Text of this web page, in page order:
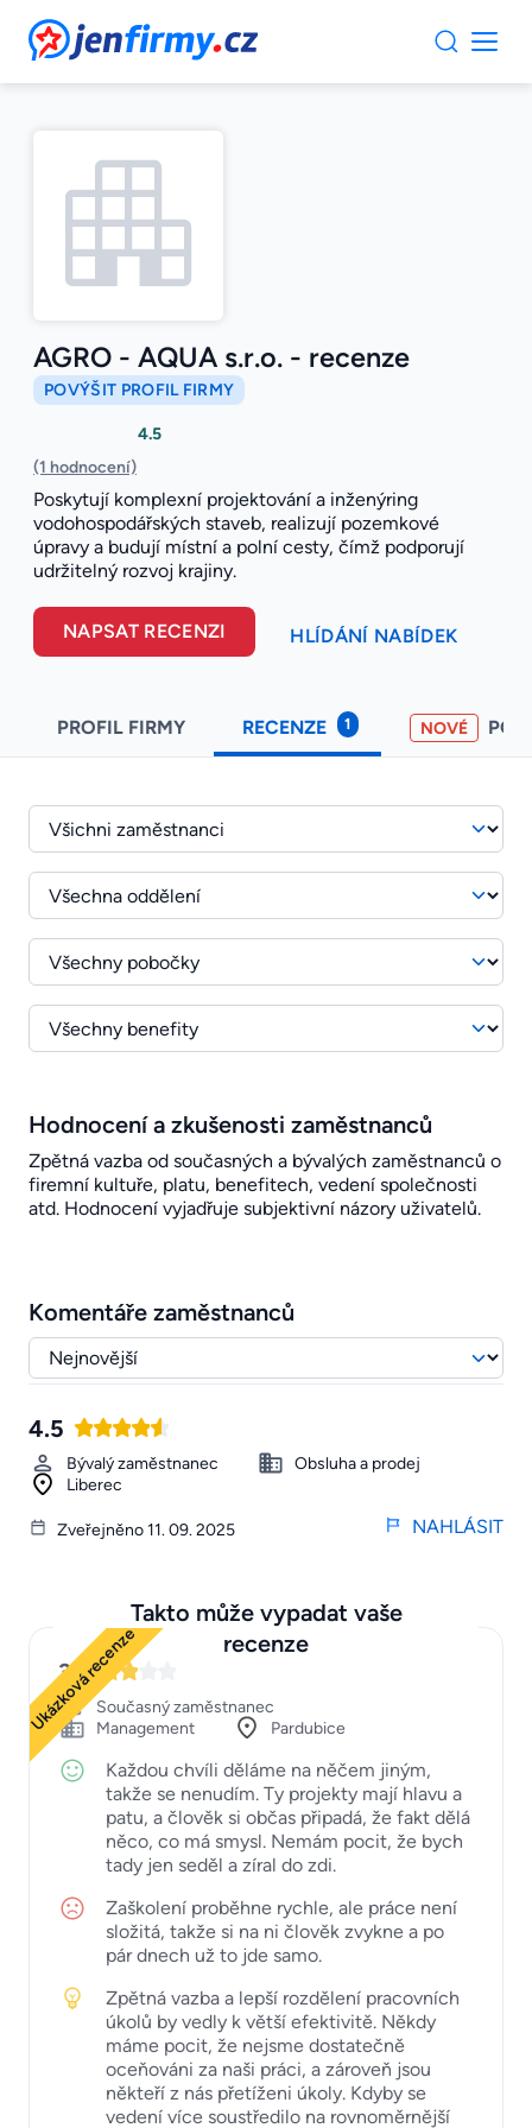
JenFirmy.cz
AGRO - AQUA s.r.o. - recenze
POVÝŠIT PROFIL FIRMY
4.5
(1 hodnocení)
Poskytují komplexní projektování a inženýring
vodohospodářských staveb, realizují pozemkové
úpravy a budují místní a polní cesty, čímž podporují
udržitelný rozvoj krajiny.
NAPSAT RECENZI HLÍDÁNÍ NABÍDEK
PROFIL FIRMY RECENZE 1 NOVÉ
Hodnocení a zkušenosti zaměstnanců
Zpětná vazba od současných a bývalých zaměstnanců o
firemní kultuře, platu, benefitech, vedení společnosti
atd. Hodnocení vyjadřuje subjektivní názory uživatelů.
Komentáře zaměstnanců
4.5
Bývalý zaměstnanec
Obsluha a prodej
Liberec
Zveřejněno 11. 09. 2025 NAHLÁSIT
Takto může vypadat vaše
recenze
Ukázková recenze
3
Současný zaměstnanec
Management
Pardubice
Každou chvíli děláme na něčem jiným,
takže se nenudím. Ty projekty mají hlavu a
patu, a člověk si občas připadá, že fakt dělá
něco, co má smysl. Nemám pocit, že bych
tady jen seděl a zíral do zdi.
Zaškolení proběhne rychle, ale práce není
složitá, takže si na ni člověk zvykne a po
pár dnech už to jde samo.
Zpětná vazba a lepší rozdělení pracovních
úkolů by vedly k větší efektivitě. Někdy
máme pocit, že nejsme dostatečně
oceňováni za naši práci, a zároveň jsou
někteří z nás přetíženi úkoly. Kdyby se
vedení více soustředilo na rovnoměrnější